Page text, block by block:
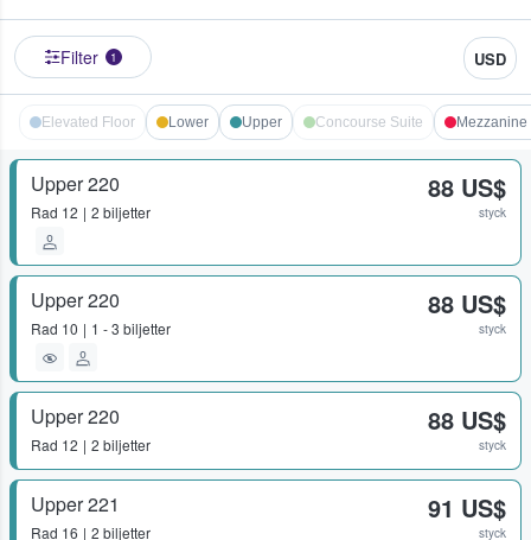
Filter 1 USD
Elevated Floor Lower Upper Concourse Suite Mezzanine
Upper 220
Rad 12 2 biljetter
88 US$
styck
Upper 220
Rad 10 1 - 3 biljetter
88 US$
styck
Upper 220
Rad 12 2 biljetter
88 US$
styck
Upper 221
Rad 16 2 biljetter
91 US$
styck